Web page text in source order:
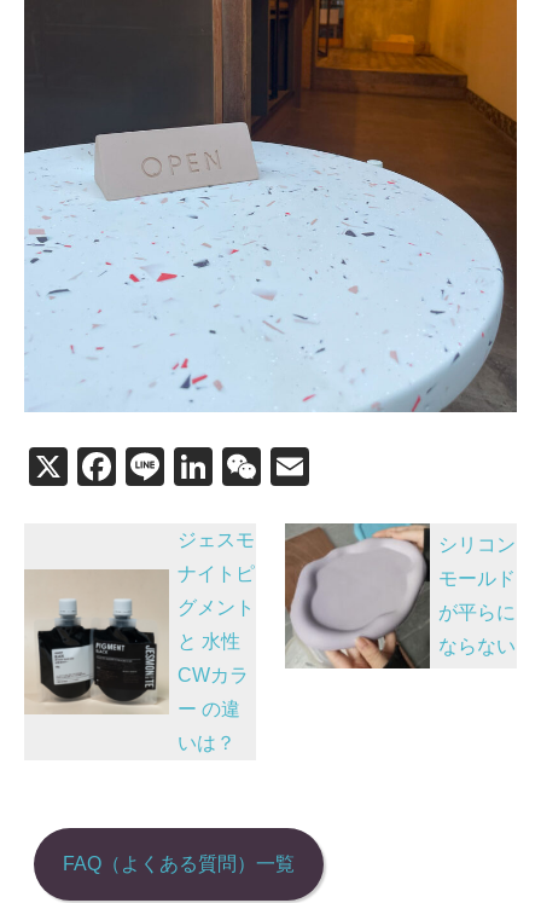
X
F
e
b
o
o
Li
e
Li
k
e
dI
n
W
C
at
ail
稿
ナ
ビ
ゲ
ョ
ン
ジェスモ
ナイトピ
グメント
と 水性
CWカラ
ー の違
いは？
シリコン
モールド
が平らに
ならない
FAQ（よくある質問）一覧